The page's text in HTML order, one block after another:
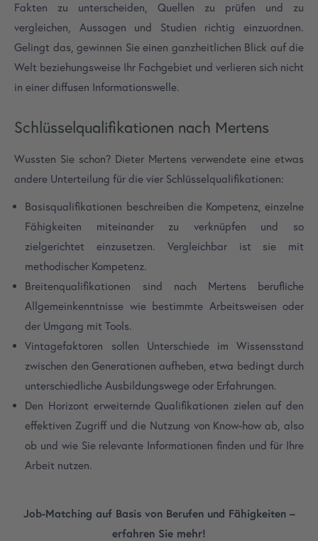
Fakten zu unterscheiden, Quellen zu prüfen und zu
vergleichen, Aussagen und Studien richtig einzuordnen.
Gelingt das, gewinnen Sie einen ganzheitlichen Blick auf die
Welt beziehungsweise Ihr Fachgebiet und verlieren sich nicht
in einer diffusen Informationswelle.
Schlüsselqualifikationen nach Mertens
Wussten Sie schon? Dieter Mertens verwendete eine etwas
andere Unterteilung für die vier Schlüsselqualifikationen:
Basisqualifikationen beschreiben die Kompetenz, einzelne
Fähigkeiten miteinander zu verknüpfen und so
zielgerichtet einzusetzen. Vergleichbar ist sie mit
methodischer Kompetenz.
Breitenqualifikationen sind nach Mertens berufliche
Allgemeinkenntnisse wie bestimmte Arbeitsweisen oder
der Umgang mit Tools.
Vintagefaktoren sollen Unterschiede im Wissensstand
zwischen den Generationen aufheben, etwa bedingt durch
unterschiedliche Ausbildungswege oder Erfahrungen.
Den Horizont erweiternde Qualifikationen zielen auf den
effektiven Zugriff und die Nutzung von Know-how ab, also
ob und wie Sie relevante Informationen finden und für Ihre
Arbeit nutzen.
Job-Matching auf Basis von Berufen und Fähigkeiten –
erfahren Sie mehr!